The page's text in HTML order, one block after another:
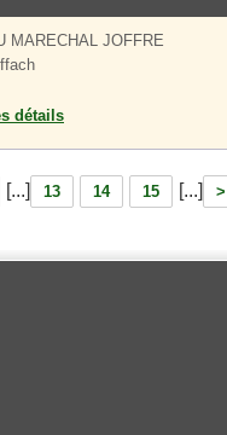
MARECHAL JOFFRE
détails
[...] 13 14 15 [...] >